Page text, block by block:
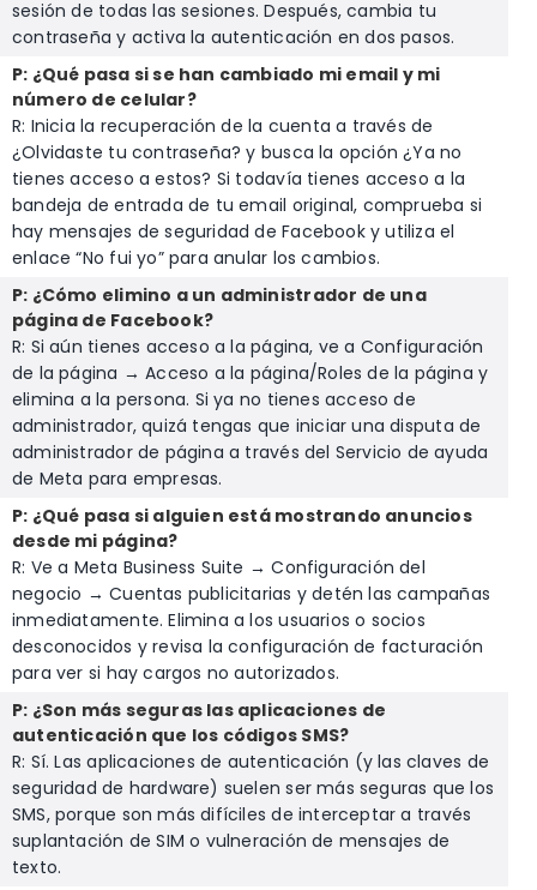
sesión de todas las sesiones. Después, cambia tu
contraseña y activa la autenticación en dos pasos.
P: ¿Qué pasa si se han cambiado mi email y mi
número de celular?
R: Inicia la recuperación de la cuenta a través de
¿Olvidaste tu contraseña? y busca la opción ¿Ya no
tienes acceso a estos? Si todavía tienes acceso a la
bandeja de entrada de tu email original, comprueba si
hay mensajes de seguridad de Facebook y utiliza el
enlace “No fui yo” para anular los cambios.
P: ¿Cómo elimino a un administrador de una
página de Facebook?
R: Si aún tienes acceso a la página, ve a Configuración
de la página → Acceso a la página/Roles de la página y
elimina a la persona. Si ya no tienes acceso de
administrador, quizá tengas que iniciar una disputa de
administrador de página a través del Servicio de ayuda
de Meta para empresas.
P: ¿Qué pasa si alguien está mostrando anuncios
desde mi página?
R: Ve a Meta Business Suite → Configuración del
negocio → Cuentas publicitarias y detén las campañas
inmediatamente. Elimina a los usuarios o socios
desconocidos y revisa la configuración de facturación
para ver si hay cargos no autorizados.
P: ¿Son más seguras las aplicaciones de
autenticación que los códigos SMS?
R: Sí. Las aplicaciones de autenticación (y las claves de
seguridad de hardware) suelen ser más seguras que los
SMS, porque son más difíciles de interceptar a través
suplantación de SIM o vulneración de mensajes de
texto.